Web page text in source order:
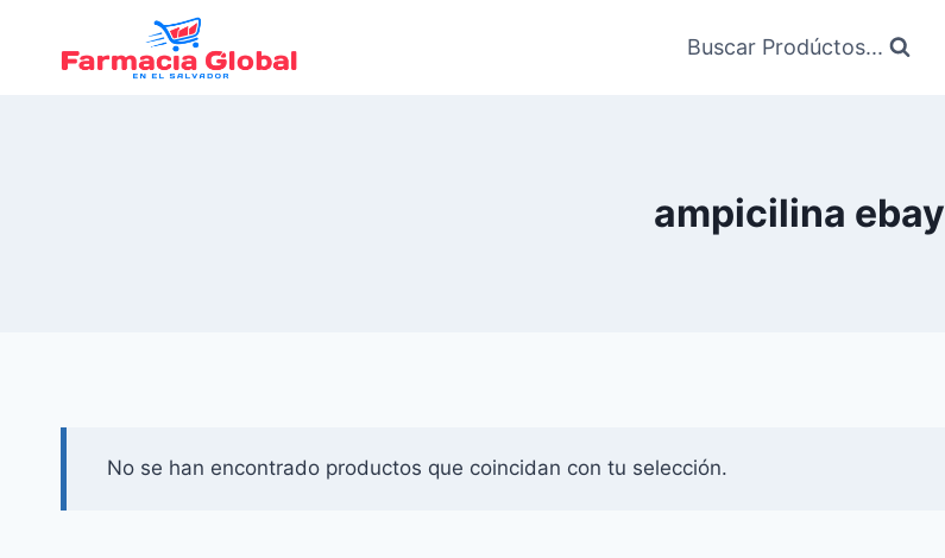
Buscar Prodúctos...
ampicilina ebay
No se han encontrado productos que coincidan con tu selección.